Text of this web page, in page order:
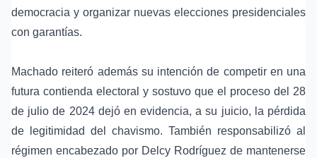
democracia y organizar nuevas elecciones presidenciales
con garantías.
Machado reiteró además su intención de competir en una
futura contienda electoral y sostuvo que el proceso del 28
de julio de 2024dejó en evidencia, a su juicio, la pérdida
de legitimidad del chavismo. También responsabilizó al
régimen encabezado por Delcy Rodríguez de mantenerse